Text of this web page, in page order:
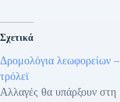
Σχετικά
Δρομολόγια λεωφορείων –
τρόλεϊ
Αλλαγές θα υπάρξουν στη